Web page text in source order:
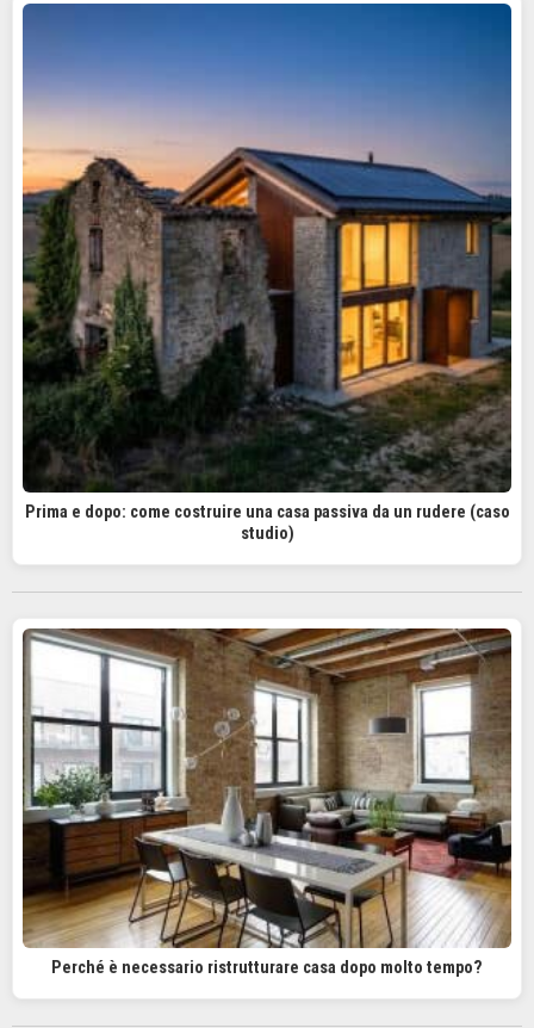
Prima e dopo: come costruire una casa passiva da un rudere (caso
studio)
Perché è necessario ristrutturare casa dopo molto tempo?